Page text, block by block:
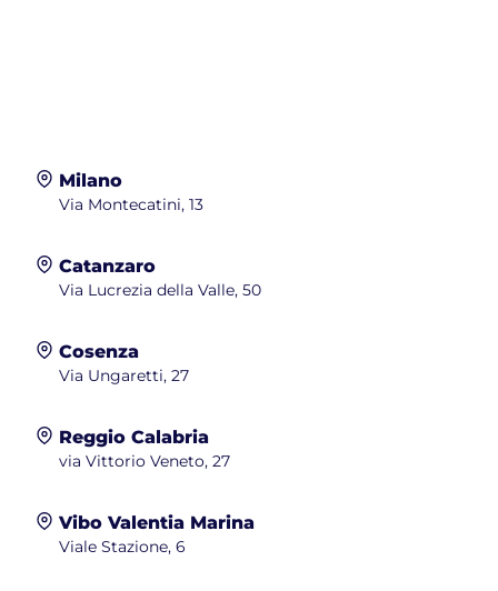
Milano
Via Montecatini, 13
Catanzaro
Via Lucrezia della Valle, 50
Cosenza
Via Ungaretti, 27
Reggio Calabria
via Vittorio Veneto, 27
Vibo Valentia Marina
Viale Stazione, 6